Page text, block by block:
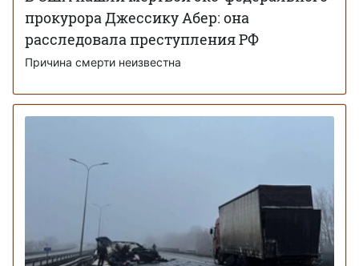
прокурора Джессику Абер: она
расследовала преступления РФ
Причина смерти неизвестна